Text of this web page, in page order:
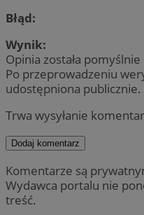
Błąd:
Wynik:
Opinia została
Po przeprowadzeniu
udostępniona publicznie.
Trwa wysyłanie
Dodaj komentarz
Komentarze są
Wydawca portalu nie
treść.